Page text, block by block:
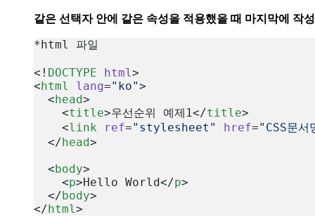
같은 선택자 안에 같은 속성을 적용했을 때 마지막에 작
*html 파일
<! DOCTYPE html >
<html lang="ko">
  <
head>
    <
title>우선순위 예제1</title>
    <
link ref="stylesheet" href="CSS문
  </
head>
  <
body>
    <
p>Hello World</p>
  </
body>
</html >